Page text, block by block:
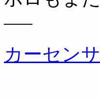
—–
カーセン